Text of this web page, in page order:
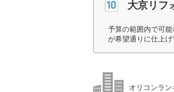
大京リフ
予算の範囲内で可
が希望通りに仕上
オリコンラ